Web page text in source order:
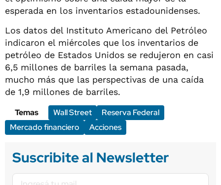
esperada en los inventarios estadounidenses.
Los datos del Instituto Americano del Petróleo
indicaron el miércoles que los inventarios de
petróleo de Estados Unidos se redujeron en casi
6,5 millones de barriles la semana pasada,
mucho más que las perspectivas de una caída
de 1,9 millones de barriles.
Temas
Wall Street
Reserva Federal
Mercado financiero
Acciones
Suscribite al Newsletter